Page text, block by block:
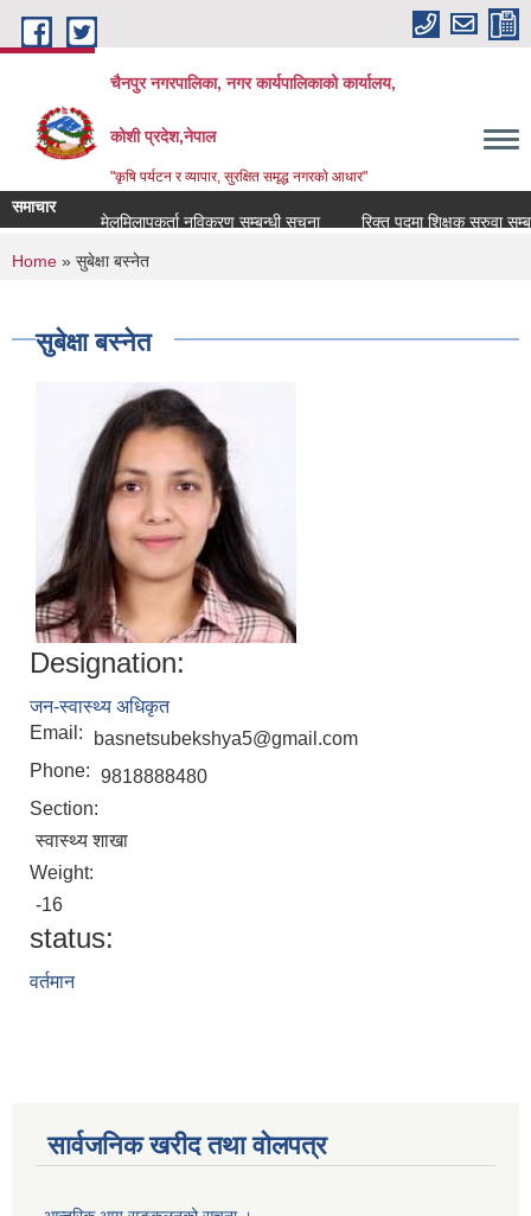
Skip to main content
चैनपुर नगरपालिका, नगर कार्यपालिकाको कार्यालय,
कोशी प्रदेश,नेपाल
"कृषि पर्यटन र व्यापार, सुरक्षित समृद्ध नगरकाे आधार"
समाचार
मेलमिलापकर्ता नविकरण सम्बन्धी सूचना
रिक्त पदमा शिक्षक सरुवा
You are here
Home » सुबेक्षा बस्नेत
सुबेक्षा बस्नेत
Designation:
जन-स्वास्थ्य अधिकृत
Email:
basnetsubekshya5@gmail.com
Phone: 9818888480
Section:
स्वास्थ्य शाखा
Weight:
-16
status:
वर्तमान
सार्वजनिक खरीद तथा वाेलपत्र